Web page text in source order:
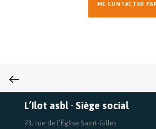
ME CONTACTER
L’Ilot asbl · Siège social
73, rue de l’Église Saint-Gilles